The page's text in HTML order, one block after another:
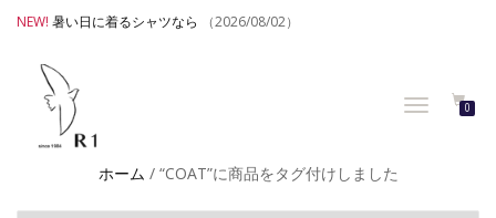
NEW! 暑い日に着るシャツなら （2026/08/02）
TOGGLE
0
ホーム / “COAT”に商品をタグ付けしました